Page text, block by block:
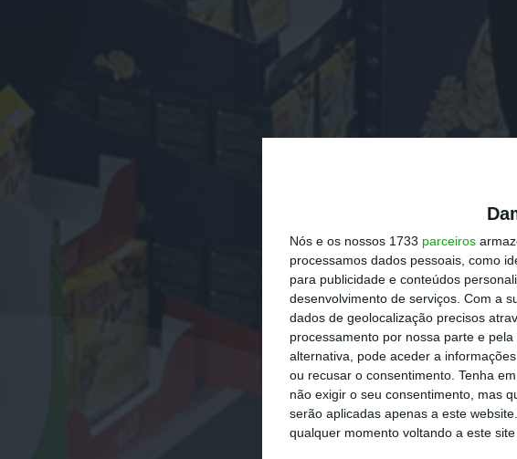
Nós e os nossos 1733 parceiros
processamos dados pessoais, como
para publicidade e conteúdos
desenvolvimento de serviços. Com a
dados de geolocalização precisos
processamento por nossa parte e
alternativa, pode aceder a
ou recusar o consentimento. Tenha
não exigir o seu consentimento, mas
serão aplicadas apenas a este
qualquer momento voltando a este